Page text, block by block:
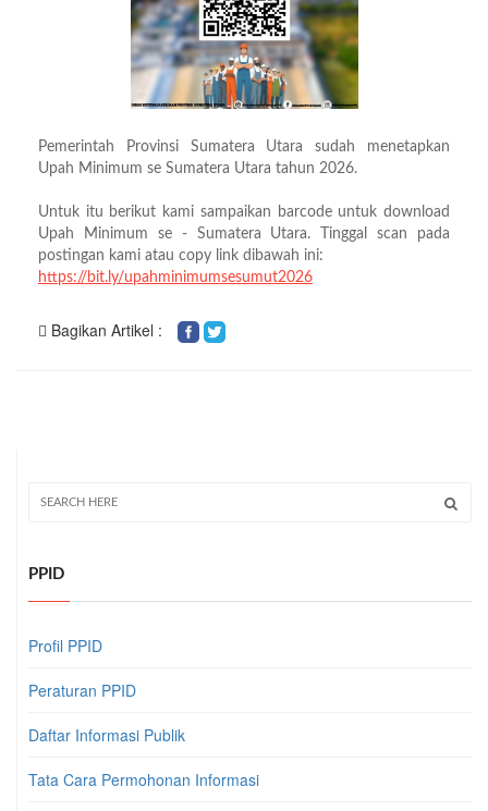
Pemerintah Provinsi Sumatera Utara sudah menetapkan
Upah Minimum se Sumatera Utara tahun 2026.
Untuk itu berikut kami sampaikan barcode untuk download
Upah Minimum se - Sumatera Utara. Tinggal scan pada
postingan kami atau copy link dibawah ini:
https://bit.ly/upahminimumsesumut2026
Bagikan Artikel :
PPID
Profil PPID
Peraturan PPID
Daftar Informasi Publik
Tata Cara Permohonan Informasi